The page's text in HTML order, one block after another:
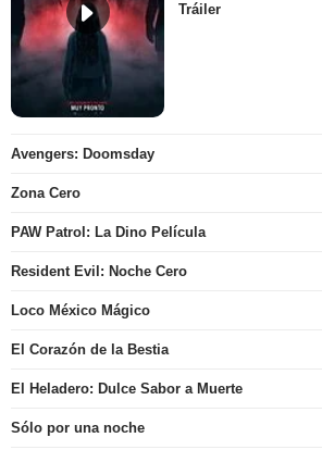
Tráiler
Avengers: Doomsday
Zona Cero
PAW Patrol: La Dino Película
Resident Evil: Noche Cero
Loco México Mágico
El Corazón de la Bestia
El Heladero: Dulce Sabor a Muerte
Sólo por una noche